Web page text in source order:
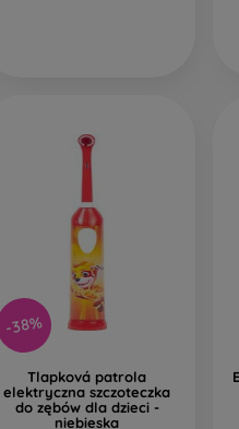
-38%
Tlapková patrola
elektryczna szczoteczka
do zębów dla dzieci -
niebieska